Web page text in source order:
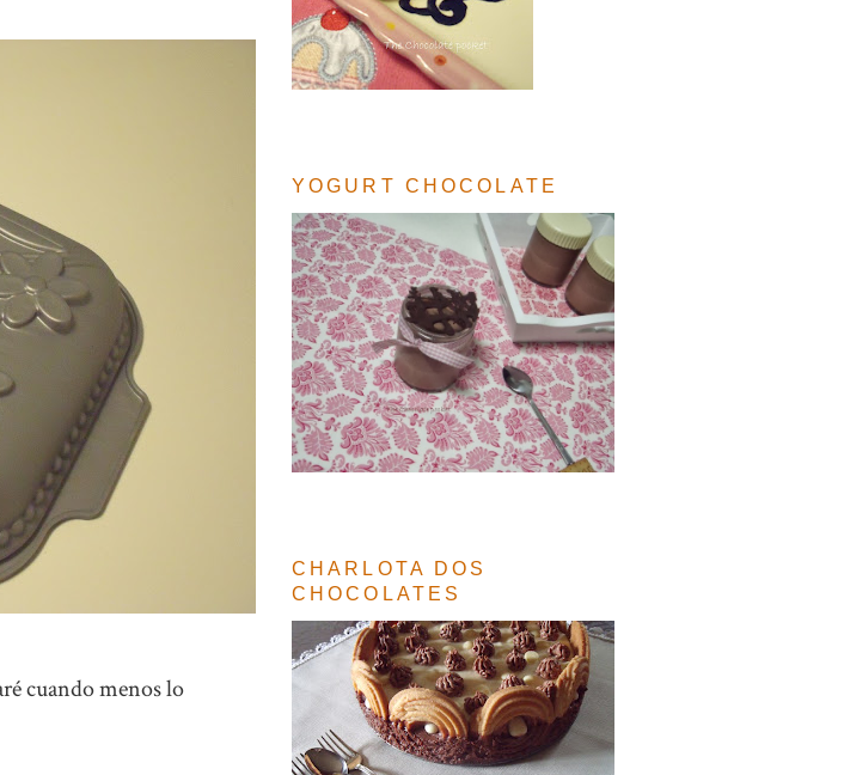
cuando menos lo
YOGURT CHOCOLATE
CHARLOTA DOS
CHOCOLATES